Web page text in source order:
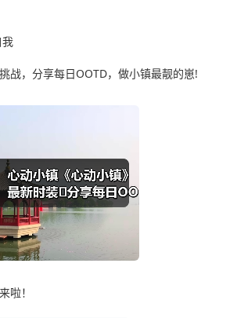
战，分享每日OOTD，做小镇最靓的崽!
啦！